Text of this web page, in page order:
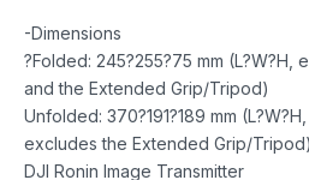
-Dimensions
?Folded: 245?255?75 mm (L?W?H,
and the Extended Grip/Tripod)
Unfolded: 370?191?189 mm
excludes the Extended Grip/Tripod)
DJI Ronin Image Transmitter